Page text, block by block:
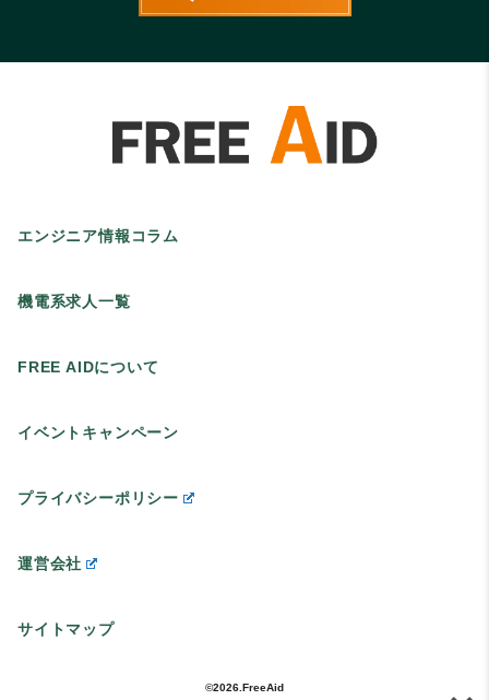
エンジニア情報コラム
機電系求人一覧
FREE AIDについて
イベントキャンペーン
プライバシーポリシー
運営会社
サイトマップ
©2026.FreeAid